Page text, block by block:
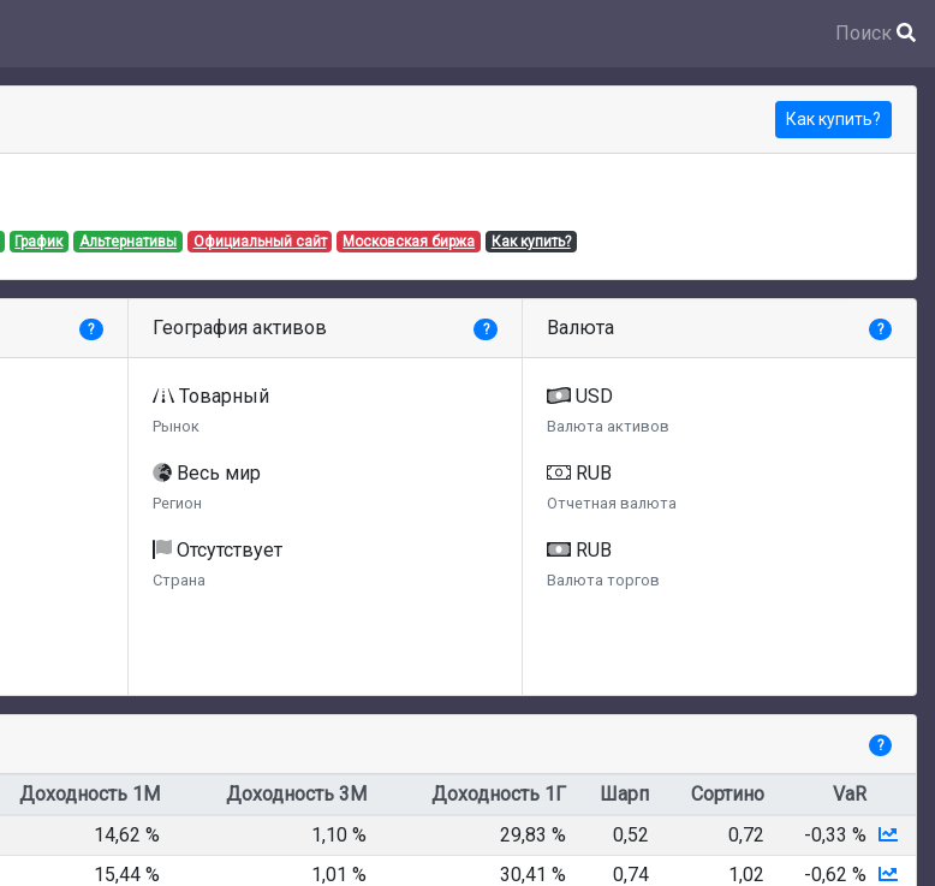
Поиск
Как купить?
График Альтернативы Официальный сайт Московская биржа Как купить?
? География активов ?
Товарный
Рынок
Весь мир
Регион
Отсутствует
Страна
Валюта ?
USD
Валюта активов
RUB
Отчетная валюта
RUB
Валюта торгов
?
Доходность 1М Доходность 3М Доходность 1Г Шарп Сортино
VaR
14,62 % 1,10 % 29,83 % 0,52 0,72
-0,33 %
15,44 % 1,01 % 30,41 % 0,74 1,02
-0,62 %